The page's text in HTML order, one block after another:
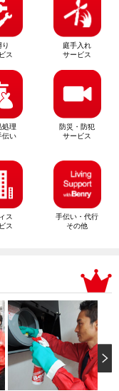
り
ス
庭手入れ
サービス
処理
伝い
防災・防犯
サービス
ス
ス
手伝い・代行
その他